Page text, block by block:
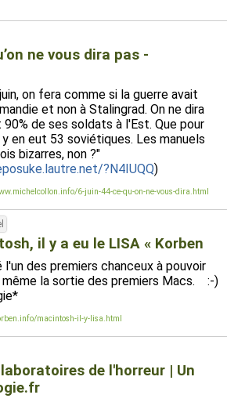
ne vous dira pas -
on fera comme si la guerre avait
et non à Stalingrad. On ne dira
de ses soldats à l'Est. Que pour
en eut 53 soviétiques. Les manuels
bizarres, non ?"
?N4IUQQ)
6-juin-44-ce-qu-on-ne-vous-dira.html
il y a eu le LISA « Korben
l'un des premiers chanceux à pouvoir
même la sortie des premiers Macs. :-)
macintosh-il-y-lisa.html
de l'horreur | Un